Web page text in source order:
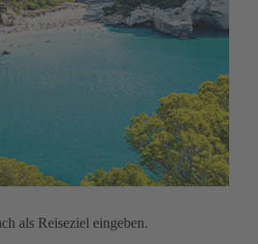
als Reiseziel eingeben.